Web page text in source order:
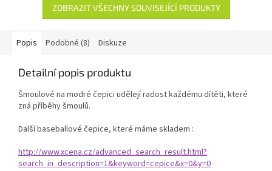
ZOBRAZIT VŠECHNY SOUVISEJÍCÍ PRODUKTY
Popis Podobné (8) Diskuze
Detailní popis produktu
Šmoulové na modré čepici udělejí radost každému dítěti, které
zná příběhy šmoulů.
Další baseballové čepice, které máme skladem :
http://www.xcena.cz/advanced_search_result.html?
search_in_description=1&keyword=cepice&x=0&y=0